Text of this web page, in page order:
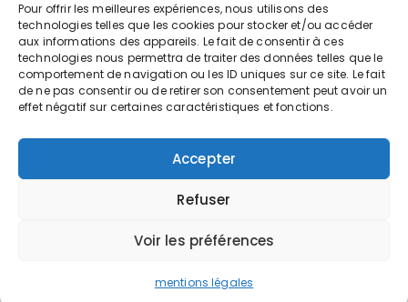
Pour offrir les meilleures expériences, nous utilisons des
technologies telles que les cookies pour stocker et/ou accéder
aux informations des appareils. Le fait de consentir à ces
technologies nous permettra de traiter des données telles que le
comportement de navigation ou les ID uniques sur ce site. Le fait
de ne pas consentir ou de retirer son consentement peut avoir un
effet négatif sur certaines caractéristiques et fonctions.
Accepter
Refuser
Voir les préférences
mentions légales
Trouvez votre cabinet
GO